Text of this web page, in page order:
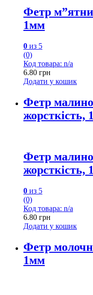
Фетр
1мм
0 из 5
(0)
Код товара: n/a
6.80 грн
Додати у кошик
Фетр
жорсткість,
Фетр
жорсткість,
0 из 5
(0)
Код товара: n/a
6.80 грн
Додати у кошик
Фетр
1мм